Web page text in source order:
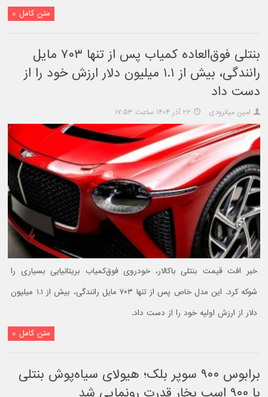
متن کامل »
بنتلی فوق‌العاده کمیاب پس از تنها ۷۰۳ مایل
رانندگی، بیش از ۱.۱ میلیون دلار ارزش خود را از
دست داد
امین میانرودی ۲۲ آذر ۱۴۰۴ ساعت ۱۷:۵۳
خبر افت قیمت بنتلی باکالار، خودروی فوق‌کمیاب بریتانیایی بسیاری را
شوکه کرد. این مدل خاص پس از تنها ۷۰۳ مایل رانندگی، بیش از ۱.۱ میلیون
دلار از ارزش اولیه خود را از دست داد.
متن کامل »
برابوس ۹۰۰ سوپر بلک؛ هیولای سیاه‌پوش بنتلی
با ۹۰۰ اسب بخار قدرت رونمایی شد